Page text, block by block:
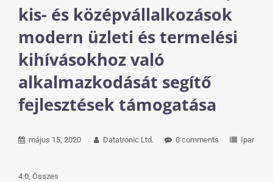
kis- és középvállalkozások
modern üzleti és termelési
kihívásokhoz való
alkalmazkodását segítő
fejlesztések támogatása
május 15, 2020 Datatronic Ltd. 0 comments Ipar
4.0 Összes